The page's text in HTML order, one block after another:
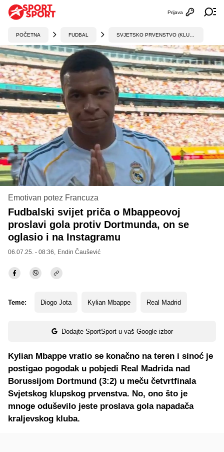
Otvori
Prijava
POČETNA FUDBAL
Emotivan potez Francuza
Fudbalski svijet priča o Mbappeovoj
proslavi gola protiv Dortmunda, on se
oglasio i na Instagramu
06.07.25. - 08:36, Endin Čaušević
Teme: Diogo Jota Kylian Mbappe Real Madrid
Dodajte SportSport u vaš Google izbor
Kylian Mbappe vratio se konačno na teren i sinoć je
postigao pogodak u pobjedi Real Madrida nad
Borussijom Dortmund (3:2) u meču četvrtfinala
Svjetskog klupskog prvenstva. No, ono što je
mnoge oduševilo jeste proslava gola napadača
kraljevskog kluba.